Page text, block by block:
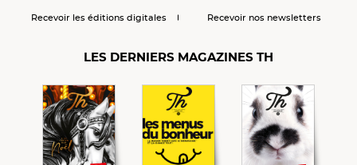
Recevoir les éditions digitales Recevoir nos newsletters
LES DERNIERS MAGAZINES TH